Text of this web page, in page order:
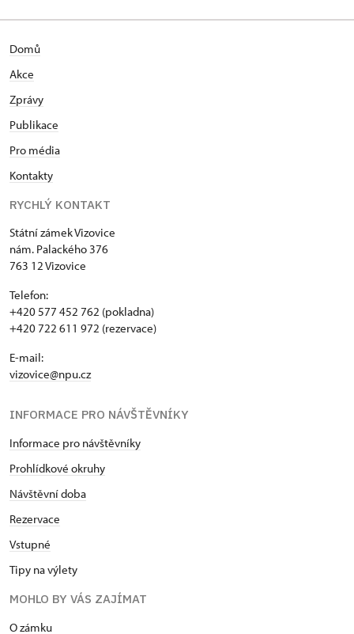
Domů
Akce
Zprávy
Publikace
Pro média
Kontakty
RYCHLÝ KONTAKT
Státní zámek Vizovice
nám. Palackého 376
763 12 Vizovice
Telefon:
+420 577 452 762 (pokladna)
+420 722 611 972 (rezervace)
E-mail:
vizovice@npu.cz
INFORMACE PRO NÁVŠTĚVNÍKY
Informace pro návštěvníky
Prohlídkové okruhy
Návštěvní doba
Rezervace
Vstupné
Tipy na výlety
MOHLO BY VÁS ZAJÍMAT
O zámku